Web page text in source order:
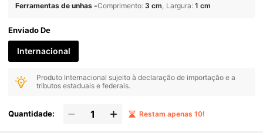
Ferramentas de unhas -Comprimento: 3 cm Largura: 1 cm
Enviado De
Internacional
Produto Internacional sujeito à declaração de importação e a
tributos estaduais e federais.
Quantidade: Restam apenas 10!